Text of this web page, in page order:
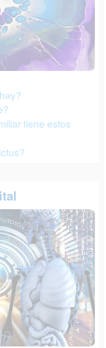
tiene estos